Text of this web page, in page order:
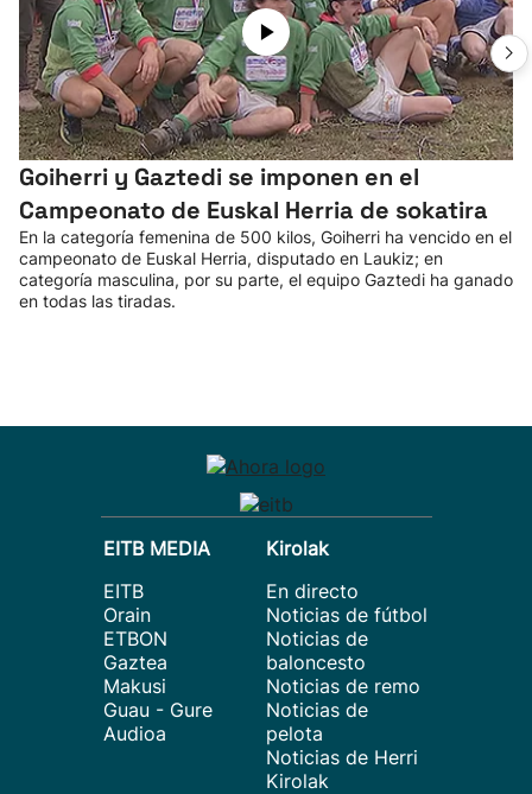
Goiherri y Gaztedi se imponen en el
Campeonato de Euskal Herria de sokatira
En la categoría femenina de 500 kilos, Goiherri ha vencido en el
campeonato de Euskal Herria, disputado en Laukiz; en
categoría masculina, por su parte, el equipo Gaztedi ha ganado
en todas las tiradas.
EITB MEDIA
EITB
Orain
ETBON
Gaztea
Makusi
Guau - Gure
Audioa
Kirolak
En directo
Noticias de fútbol
Noticias de
baloncesto
Noticias de remo
Noticias de
pelota
Noticias de Herri
Kirolak